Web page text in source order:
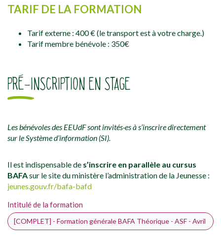
TARIF DE LA FORMATION
Tarif externe : 400 € (le transport est à votre charge.)
Tarif membre bénévole : 350€
PRÉ-INSCRIPTION EN STAGE
Les bénévoles des EEUdF sont invités·es à s’inscrire directement
sur le Système d’information (SI).
Il est indispensable de s’inscrire en parallèle au cursus
BAFAsur le site du ministère l’administration de la Jeunesse :
jeunes.gouv.fr/bafa-bafd
Inscription
BAFA-
Intitulé de la formation
Si
vous
êtes